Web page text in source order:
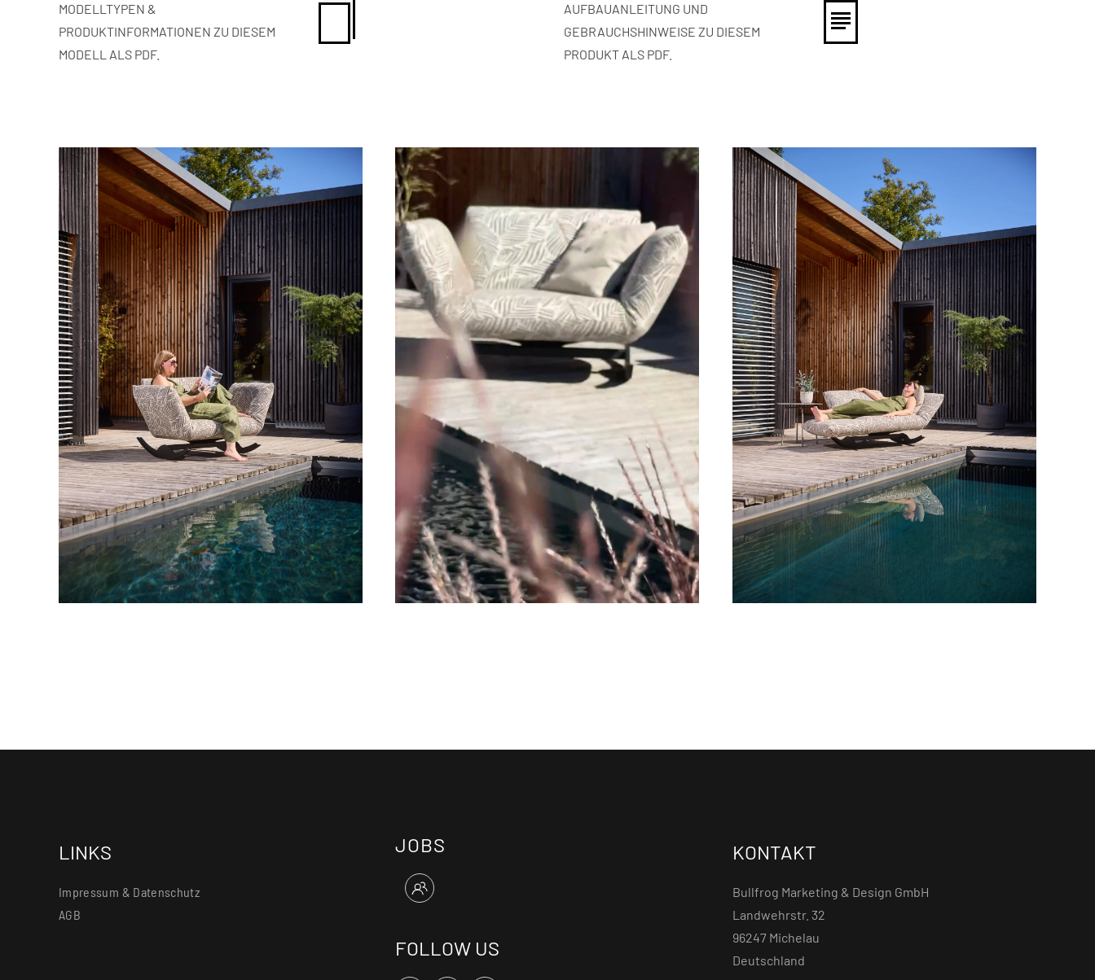
MODELLTYPEN &
PRODUKTINFORMATIONEN ZU DIESEM
MODELL ALS PDF.
AUFBAUANLEITUNG UND
GEBRAUCHSHINWEISE ZU DIESEM
PRODUKT ALS PDF.
LINKS
Impressum & Datenschutz
AGB
JOBS
FOLLOW US
KONTAKT
Bullfrog Marketing & Design GmbH
Landwehrstr. 32
96247 Michelau
Deutschland